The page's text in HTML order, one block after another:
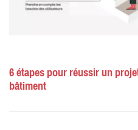
6 étapes pour réussir un
bâtiment